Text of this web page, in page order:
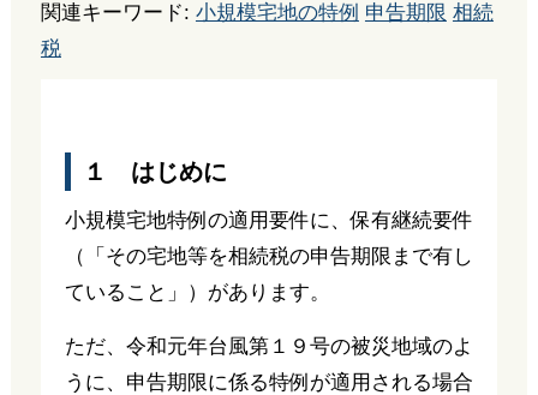
関連キーワード: 小規模宅地の特例 申告期限 相続
税
１ はじめに
小規模宅地特例の適用要件に、保有継続要件
（「その宅地等を相続税の申告期限まで有し
ていること」）があります。
ただ、令和元年台風第１９号の被災地域のよ
うに、申告期限に係る特例が適用される場合